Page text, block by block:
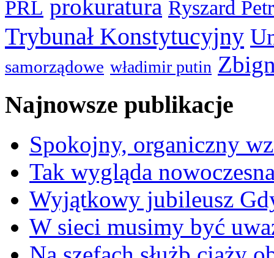
PRL prokuratura Ryszard
Trybunał Konstytucyjny
samorządowe władimir putin
Najnowsze publikacje
Spokojny, organiczny
Tak wygląda
Wyjątkowy jubileusz
W sieci musimy być